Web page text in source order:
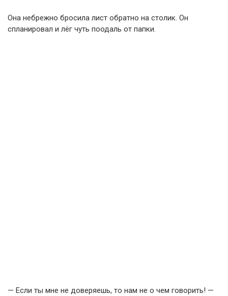
Она небрежно бросила лист обратно на столик. Он
спланировал и лёг чуть поодаль от папки.
— Если ты мне не доверяешь, то нам не о чем говорить! —